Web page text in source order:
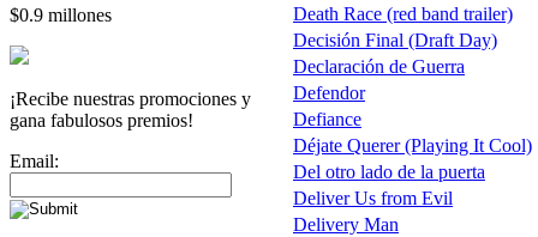
$0.9 millones
¡Recibe nuestras promociones y
gana fabulosos premios!
Email:
Death Race (red band trailer)
Decisión Final (Draft Day)
Declaración de Guerra
Defendor
Defiance
Déjate Querer (Playing It Cool)
Del otro lado de la puerta
Deliver Us from Evil
Delivery Man